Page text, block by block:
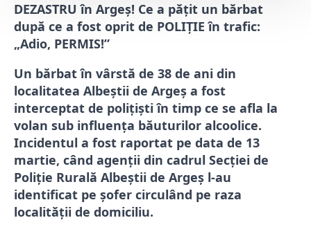
DEZASTRU în Argeș! Ce a pățit un bărbat
după ce a fost oprit de POLIȚIE în trafic:
„Adio, PERMIS!”
Un bărbat în vârstă de 38 de ani din
localitatea Albeștii de Argeș a fost
interceptat de polițiști în timp ce se afla la
volan sub influența băuturilor alcoolice.
Incidentul a fost raportat pe data de 13
martie, când agenții din cadrul Secției de
Poliție Rurală Albeștii de Argeș l-au
identificat pe șofer circulând pe raza
localității de domiciliu.